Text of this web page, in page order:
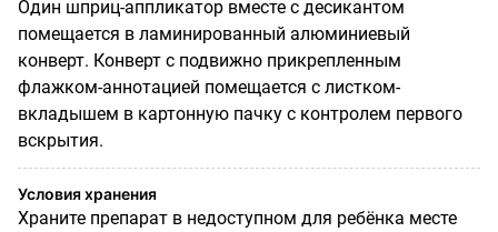
Один шприц-аппликатор вместе с десикантом
помещается в ламинированный алюминиевый
конверт. Конверт с подвижно прикрепленным
флажком-аннотацией помещается с листком-
вкладышем в картонную пачку с контролем первого
вскрытия.
Условия хранения
Храните препарат в недоступном для ребёнка месте